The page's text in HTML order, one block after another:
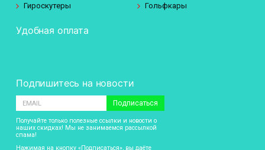
Гироскутеры
Гольфкары
Удобная оплата
Подпишитесь на новости
Подписаться
Получайте только полезные ссылки и новости о
наших скидках! Мы не занимаемся рассылкой
спама!
Нажимая на кнопку «Подписаться», вы даёте